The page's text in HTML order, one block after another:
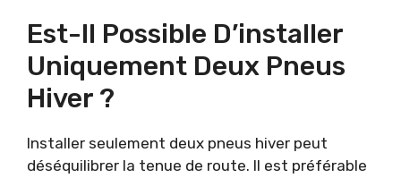
Est-Il Possible D’installer
Uniquement Deux Pneus
Hiver ?
Installer seulement deux pneus hiver peut
déséquilibrer la tenue de route. Il est préférable